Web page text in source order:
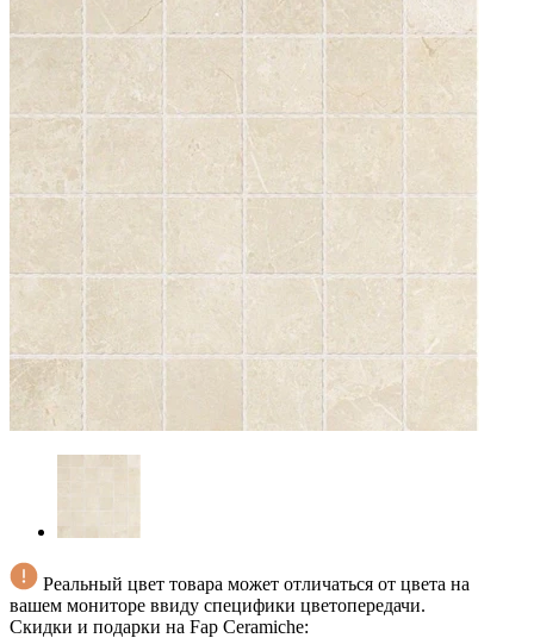
Реальный цвет товара может отличаться от цвета на
вашем мониторе ввиду специфики цветопередачи.
Скидки и подарки на Fap Ceramiche: